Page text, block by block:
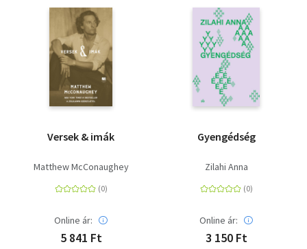
Versek & imák
Matthew McConaughey
Online ár:
5 841 Ft
Gyengédség
Zilahi Anna
Online ár:
3 150 Ft